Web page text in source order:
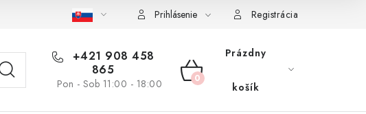
Návod na údržbu nábytku Reklamačný poriadok Pravidlá zliav a akcií
Prihlásenie Registrácia
+421 908 458
865
Pon - Sob 11:00 - 18:00
NÁKUPNÝ
Prázdny
košík